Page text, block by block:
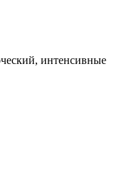
интенсивные